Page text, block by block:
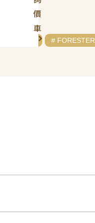
價
車
# FORESTER